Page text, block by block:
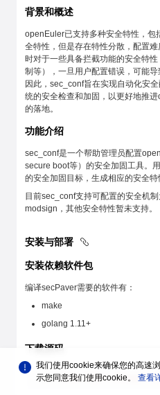
背景和概述
openEuler已支持多种安全特性，包
全特性，但是存在特性分散，配置
时对于一些具备拦截功能的安全特
制等），一旦用户配置错误，可能导
因此，sec_conf旨在实现自动化安
统的安全检查和加固，以更好地推
的落地。
功能介绍
sec_conf是一个帮助管理员配置
secure boot等）的安全加固工具。
的安全加固目标，生成相应的安全特
目前sec_conf支持可配置的安全机
modsign，其他安全特性暂未支持。
安装与部署
安装依赖软件包
编译secPaver需要的软件有：
make
golang 1.11+
下载源码
git clone https://
我们使用cookie来确保您的高速
示您同意我们使用cookie。 查看